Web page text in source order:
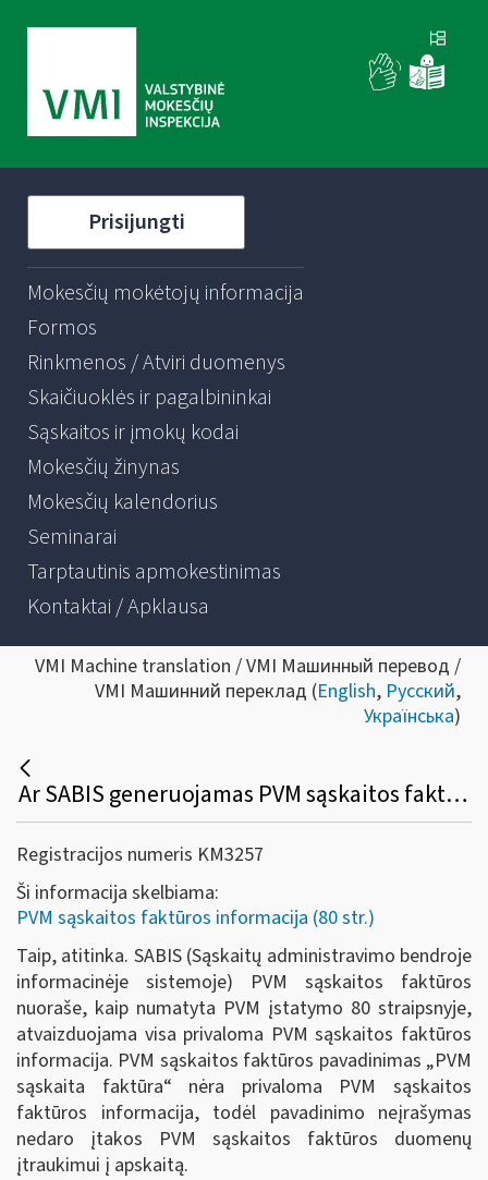
Prisijungti
Mokesčių mokėtojų informacija
Formos
Rinkmenos / Atviri duomenys
Skaičiuoklės ir pagalbininkai
Sąskaitos ir įmokų kodai
Mokesčių žinynas
Mokesčių kalendorius
Seminarai
Tarptautinis apmokestinimas
Kontaktai / Apklausa
VMI Machine translation / VMI Машинный перевод /
VMI Машинний переклад (English, Русский,
Українська)
Ar SABIS generuojamas PVM sąskaitos faktūros duomenų nuorašas atitinka PVM įstatyme nustatytus PVM sąskaitai faktūrai keliamus reikalavimus?
Registracijos numeris KM3257
Ši informacija skelbiama:
PVM sąskaitos faktūros informacija (80 str.)
Taip, atitinka. SABIS (Sąskaitų administravimo bendroje
informacinėje sistemoje) PVM sąskaitos faktūros
nuoraše, kaip numatyta PVM įstatymo 80 straipsnyje,
atvaizduojama visa privaloma PVM sąskaitos faktūros
informacija. PVM sąskaitos faktūros pavadinimas „PVM
sąskaita faktūra“ nėra privaloma PVM sąskaitos
faktūros informacija, todėl pavadinimo neįrašymas
nedaro įtakos PVM sąskaitos faktūros duomenų
įtraukimui į apskaitą.